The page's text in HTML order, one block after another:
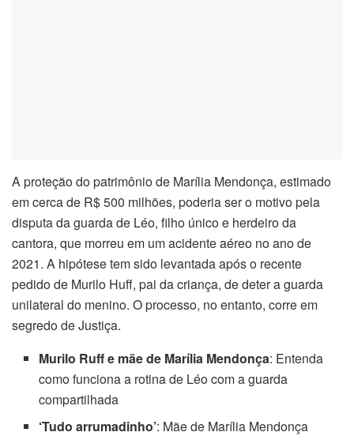
A proteção do patrimônio de Marília Mendonça, estimado
em cerca de R$ 500 milhões, poderia ser o motivo pela
disputa da guarda de Léo, filho único e herdeiro da
cantora, que morreu em um acidente aéreo no ano de
2021. A hipótese tem sido levantada após o recente
pedido de Murilo Huff, pai da criança, de deter a guarda
unilateral do menino. O processo, no entanto, corre em
segredo de Justiça.
Murilo Ruff e mãe de Marília Mendonça: Entenda
como funciona a rotina de Léo com a guarda
compartilhada
‘Tudo arrumadinho’: Mãe de Marília Mendonça